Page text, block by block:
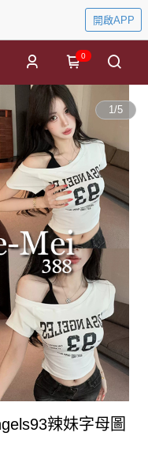
開啟APP
0
1/5
辣妹字母圖